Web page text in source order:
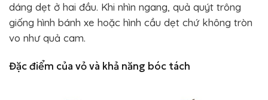
dáng dẹt ở hai đầu. Khi nhìn ngang, quả quýt trông
giống hình bánh xe hoặc hình cầu dẹt chứ không tròn
vo như quả cam.
Đặc điểm của vỏ và khả năng bóc tách